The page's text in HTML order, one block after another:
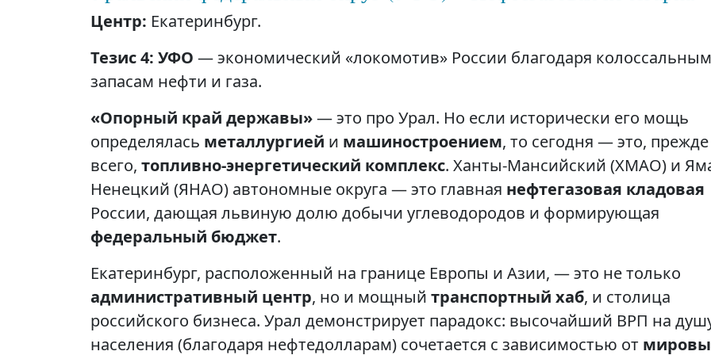
Центр: Екатеринбург.
Тезис 4: УФО — экономический «локомотив» России благодаря колоссальным
запасам нефти и газа.
«Опорный край державы»— это про Урал. Но если исторически его мощь
определялась металлургией и машиностроением, то сегодня — это, прежде
всего, топливно-энергетический комплекс. Ханты-Мансийский (ХМАО) и
Ненецкий (ЯНАО) автономные округа — это главная нефтегазовая кладовая
России, дающая львиную долю добычи углеводородов и формирующая
федеральный бюджет.
Екатеринбург, расположенный на границе Европы и Азии, — это не только
административный центр, но и мощный транспортный хаб, и столица
российского бизнеса. Урал демонстрирует парадокс: высочайший ВРП на
населения (благодаря нефтедолларам) сочетается с зависимостью от